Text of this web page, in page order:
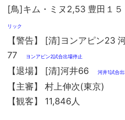
[鳥]キム・ミヌ2,53 豊田１
リック
【警告】 [清]ヨンアピン
77
ヨンアピン2試合出場停止
【退場】 [清]河井66 河井1試合
【主審】 村上伸次(東京)
【観客】 11,846人